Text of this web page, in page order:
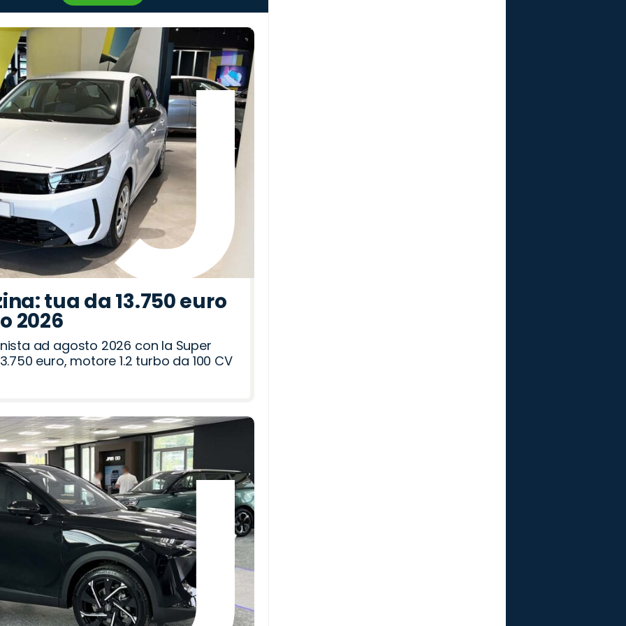
›
tua da 13.750 euro
2026
ad agosto 2026 con la Super
euro, motore 1.2 turbo da 100 CV